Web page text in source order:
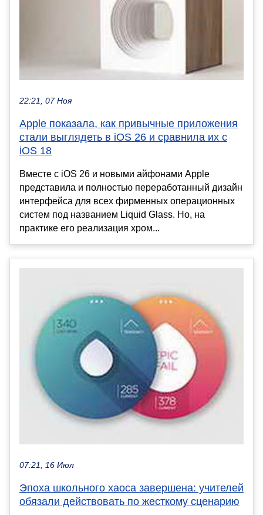
22:21, 07 Ноя
Apple показала, как привычные приложения
стали выглядеть в iOS 26 и сравнила их с
iOS 18
Вместе с iOS 26 и новыми айфонами Apple
представила и полностью переработанный дизайн
интерфейса для всех фирменных операционных
систем под названием Liquid Glass. Но, на
практике его реализация хром...
07:21, 16 Июл
Эпоха школьного хаоса завершена: учителей
обязали действовать по жесткому сценарию